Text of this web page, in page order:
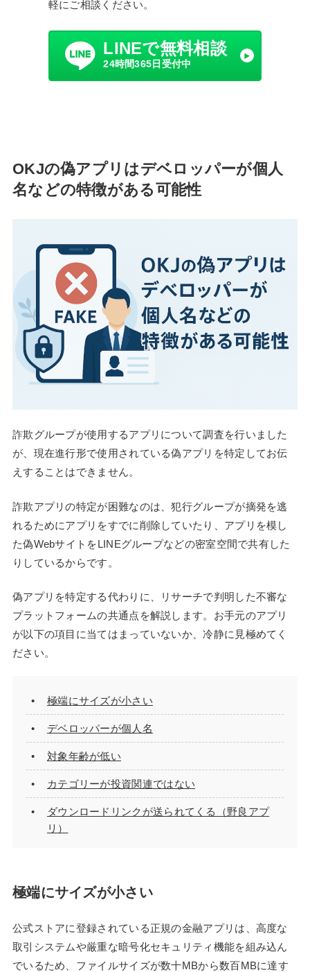
軽にご相談ください。
LINEで無料相談
24時間365日受付中
OKJの偽アプリはデベロッパーが個人
名などの特徴がある可能性
詐欺グループが使用するアプリについて調査を行いました
が、現在進行形で使用されている偽アプリを特定してお伝
えすることはできません。
詐欺アプリの特定が困難なのは、犯行グループが摘発を逃
れるためにアプリをすでに削除していたり、アプリを模し
た偽WebサイトをLINEグループなどの密室空間で共有した
りしているからです。
偽アプリを特定する代わりに、リサーチで判明した不審な
プラットフォームの共通点を解説します。お手元のアプリ
が以下の項目に当てはまっていないか、冷静に見極めてく
ださい。
極端にサイズが小さい
デベロッパーが個人名
対象年齢が低い
カテゴリーが投資関連ではない
ダウンロードリンクが送られてくる（野良アプ
リ）
極端にサイズが小さい
公式ストアに登録されている正規の金融アプリは、高度な
取引システムや厳重な暗号化セキュリティ機能を組み込ん
でいるため、ファイルサイズが数十MBから数百MBに達す